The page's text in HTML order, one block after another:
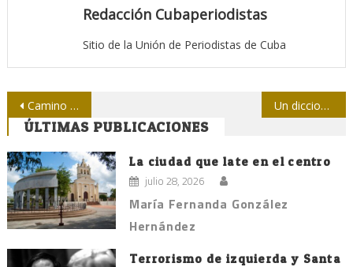
Redacción Cubaperiodistas
Sitio de la Unión de Periodistas de Cuba
Navegación
de
entradas
Camino a la recuperación esperada Un diccionario para ti
ÚLTIMAS PUBLICACIONES
La ciudad que late en el centro
julio 28, 2026
María Fernanda González
Hernández
Terrorismo de izquierda y Santa